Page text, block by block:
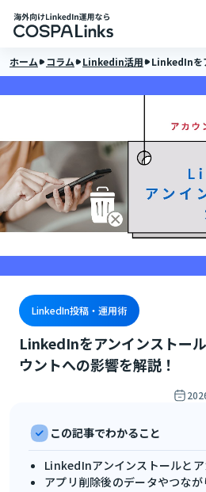
ホーム コラム Linkedin活用 LinkedInを
LinkedIn投稿・運用術
LinkedInをアンインストー
ウントへの影響を解説！
この記事でわかること
LinkedInアンインストールと
アプリ削除後のデータやつなが